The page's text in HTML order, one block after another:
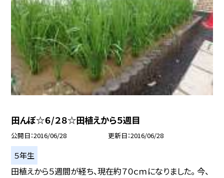
田んぼ☆６/２８☆田植えから５週目
公開日 2016/06/28 更新日 2016/06/28
５年生
田植えから５週間が経ち、現在約７０ｃｍになりました。 今、